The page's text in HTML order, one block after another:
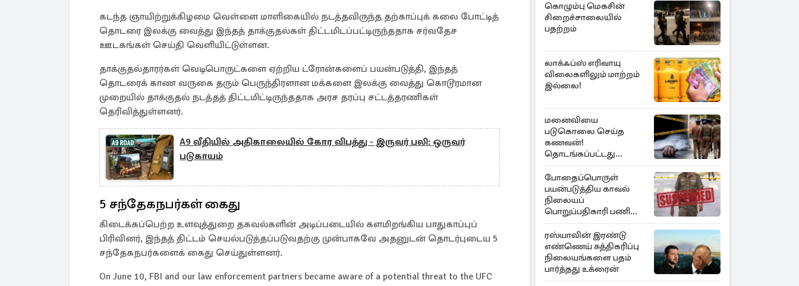
கடந்த ஞாயிற்றுக்கிழமை வெள்ளை மாளிகையில் நடத்தவிருந்த தற்காப்புக் கலை போட்டித்
தொடரை இலக்கு வைத்து இந்தத் தாக்குதல்கள் திட்டமிடப்பட்டிருந்ததாக சர்வதேச
ஊடகங்கள் செய்தி வெளியிட்டுள்ளன.
தாக்குதல்தாரர்கள் வெடிபொருட்களை ஏற்றிய ட்ரோன்களைப் பயன்படுத்தி, இந்தத்
தொடரைக் காண வருகை தரும் பெருந்திரளான மக்களை இலக்கு வைத்து கொடூரமான
முறையில் தாக்குதல் நடத்தத் திட்டமிட்டிருந்ததாக அரச தரப்பு சட்டத்தரணிகள்
தெரிவித்துள்ளனர்.
A9 வீதியில் அதிகாலையில் கோர விபத்து - இருவர் பலி: ஒருவர்
படுகாயம்
5 சந்தேகநபர்கள் கைது
கிடைக்கப்பெற்ற உளவுத்துறை தகவல்களின் அடிப்படையில் களமிறங்கிய பாதுகாப்புப்
பிரிவினர், இந்தத் திட்டம் செயல்படுத்தப்படுவதற்கு முன்பாகவே அதனுடன் தொடர்புடைய 5
சந்தேகநபர்களைக் கைது செய்துள்ளனர்.
On June 10, FBI and our law enforcement partners became aware of a potential threat to the UFC
கொழும்பு மெகசின்
சிறைச்சாலையில்
பதற்றம்
லாக்ஃப்ஸ் எரிவாயு
விலைகளிலும் மாற்றம்
இல்லை!
மனைவியை
படுகொலை செய்த
கணவன்!
தொடங்கப்பட்டது
விசாரணை
போதைப்பொருள்
பயன்படுத்திய காவல்
நிலையப்
பொறுப்பதிகாரி பணி
இடைநீக்கம்
ரஸ்யாவின் இரண்டு
எண்ணெய் சுத்திகரிப்பு
நிலையங்களை பதம்
பார்த்தது உக்ரைன்